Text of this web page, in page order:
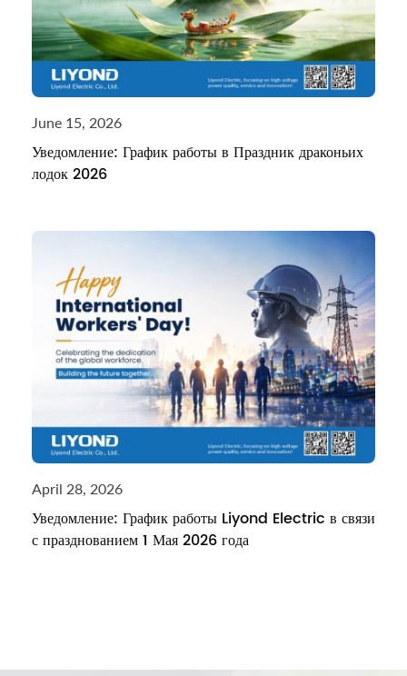
June 15, 2026
Уведомление: График работы в Праздник драконьих
лодок 2026
April 28, 2026
Уведомление: График работы Liyond Electric в связи
с празднованием 1 Мая 2026 года